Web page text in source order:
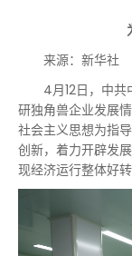
来源：新华社
4月12日，中共
研独角兽企业发展
社会主义思想为指
创新，着力开辟发
现经济运行整体好